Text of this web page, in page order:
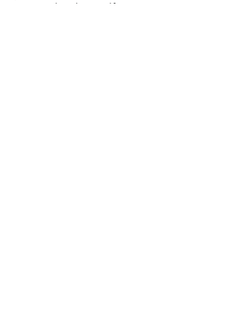
Louve Blanche Wolfsirius" i